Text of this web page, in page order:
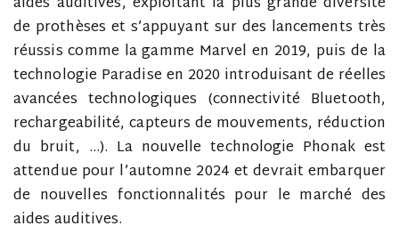
de prothèses et s’appuyant sur des lancements très
réussis comme la gamme Marvel en 2019, puis de la
technologie Paradise en 2020 introduisant de réelles
avancées technologiques (connectivité Bluetooth,
rechargeabilité, capteurs de mouvements, réduction
du bruit, …). La nouvelle technologie Phonak est
attendue pour l’automne 2024 et devrait embarquer
de nouvelles fonctionnalités pour le marché des
aides auditives.